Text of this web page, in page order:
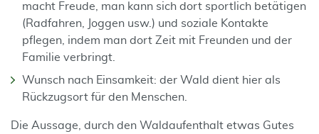
macht Freude, man kann sich dort sportlich betätigen
(Radfahren, Joggen usw.) und soziale Kontakte
pflegen, indem man dort Zeit mit Freunden und der
Familie verbringt.
Wunsch nach Einsamkeit: der Wald dient hier als
Rückzugsort für den Menschen.
Die Aussage, durch den Waldaufenthalt etwas Gutes